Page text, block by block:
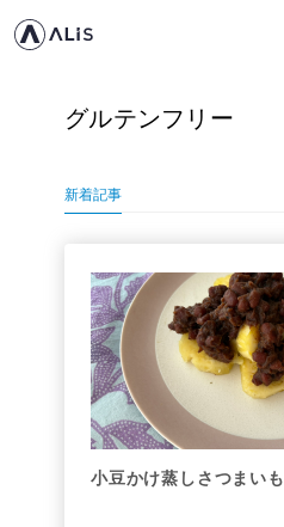
グルテンフリー
新着記事
小豆かけ蒸しさつまいも